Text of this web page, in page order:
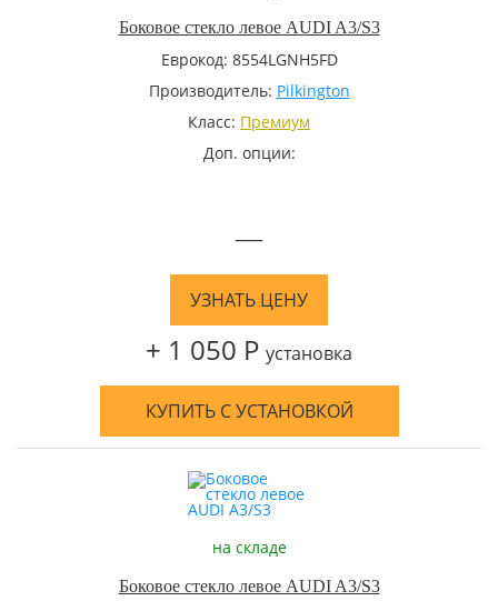
Боковое стекло левое AUDI A3/S3
Еврокод: 8554LGNH5FD
Производитель: Pilkington
Класс: Премиум
Доп. опции:
—
УЗНАТЬ ЦЕНУ
+ 1 050 Р установка
КУПИТЬ С УСТАНОВКОЙ
на складе
Боковое стекло левое AUDI A3/S3